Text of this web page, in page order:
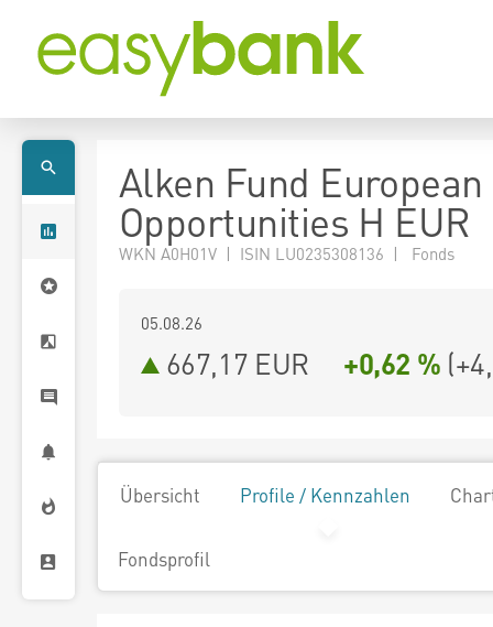
Alken Fund European
Opportunities H EUR
WKN A0H01V | ISIN LU0235308136 | Fonds
05.08.26
667,17 EUR +0,62 % (
Übersicht Profile / Kennzahlen
Fondsprofil